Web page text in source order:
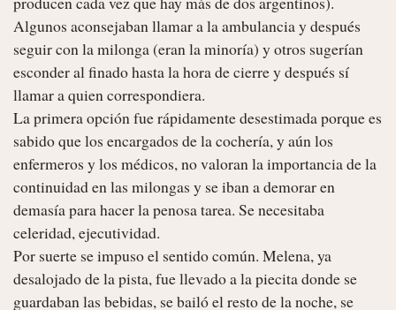
Algunos aconsejaban llamar a la ambulancia y después
seguir con la milonga (eran la minoría) y otros sugerían
esconder al finado hasta la hora de cierre y después sí
llamar a quien correspondiera.
La primera opción fue rápidamente desestimada porque es
sabido que los encargados de la cochería, y aún los
enfermeros y los médicos, no valoran la importancia de la
continuidad en las milongas y se iban a demorar en
demasía para hacer la penosa tarea. Se necesitaba
celeridad, ejecutividad.
Por suerte se impuso el sentido común. Melena, ya
desalojado de la pista, fue llevado a la piecita donde se
guardaban las bebidas, se bailó el resto de la noche, se